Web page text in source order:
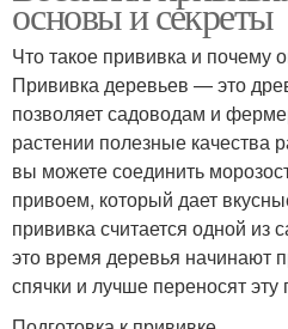
основы и секреты
Что такое прививка и почему
Прививка деревьев — это
позволяет садоводам и
растении полезные качества
вы можете соединить
привоем, который дает
прививка считается одной из
это время деревья начинают
спячки и лучше переносят эту